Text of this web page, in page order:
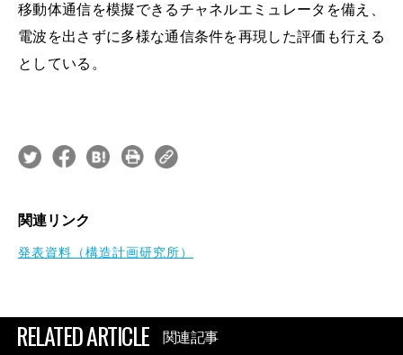
移動体通信を模擬できるチャネルエミュレータを備え、
電波を出さずに多様な通信条件を再現した評価も行える
としている。
関連リンク
発表資料（構造計画研究所）
RELATED ARTICLE 関連記事